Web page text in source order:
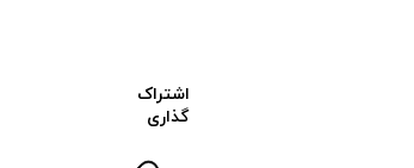
اشتراک
گذاری